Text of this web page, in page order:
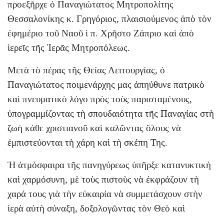
προεξῆρχε ὁ Παναγιώτατος Μητροπολίτης
Θεσσαλονίκης κ. Γρηγόριος, πλαισιούμενος ἀπὸ τὸν
ἐφημέριο τοῦ Ναοῦ ὶ π. Χρῆστο Ζάπριο καὶ ἀπὸ
ἱερεῖς τῆς Ἱερᾶς Μητροπόλεως.
Μετὰ τὸ πέρας τῆς Θείας Λειτουργίας, ὁ
Παναγιώτατος ποιμενάρχης μας ἀπηύθυνε πατρικὸ
καὶ πνευματικὸ λόγο πρὸς τοὺς παρισταμένους,
ὑπογραμμίζοντας τὴ σπουδαιότητα τῆς Παναγίας στὴ
ζωὴ κάθε χριστιανοῦ καὶ καλῶντας ὅλους νὰ
ἐμπιστεύονται τὴ χάρη καὶ τὴ σκέπη Της.
Ἡ ἀτμόσφαιρα τῆς πανηγύρεως ὑπῆρξε κατανυκτικὴ
καὶ χαρμόσυνη, μὲ τοὺς πιστοὺς νὰ ἐκφράζουν τὴ
χαρά τους γιὰ τὴν εὐκαιρία νὰ συμμετάσχουν στὴν
ἱερὰ αὐτὴ σύναξη, δοξολογῶντας τὸν Θεὸ καὶ